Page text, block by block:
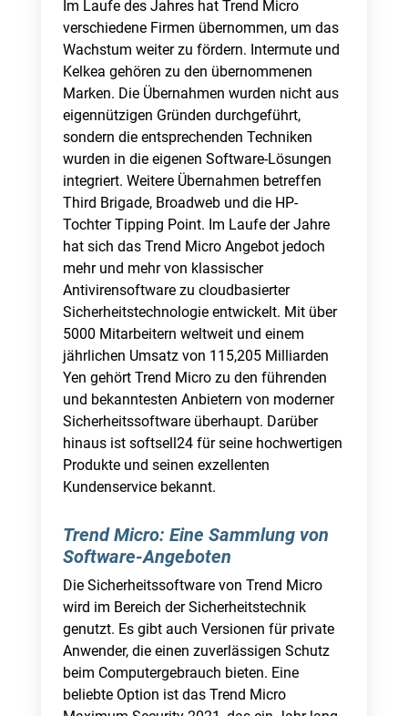
Im Laufe des Jahres hat Trend Micro
verschiedene Firmen übernommen, um das
Wachstum weiter zu fördern. Intermute und
Kelkea gehören zu den übernommenen
Marken. Die Übernahmen wurden nicht aus
eigennützigen Gründen durchgeführt,
sondern die entsprechenden Techniken
wurden in die eigenen Software-Lösungen
integriert. Weitere Übernahmen betreffen
Third Brigade, Broadweb und die HP-
Tochter Tipping Point. Im Laufe der Jahre
hat sich das Trend Micro Angebot jedoch
mehr und mehr von klassischer
Antivirensoftware zu cloudbasierter
Sicherheitstechnologie entwickelt. Mit über
5000 Mitarbeitern weltweit und einem
jährlichen Umsatz von 115,205 Milliarden
Yen gehört Trend Micro zu den führenden
und bekanntesten Anbietern von moderner
Sicherheitssoftware überhaupt. Darüber
hinaus ist softsell24 für seine hochwertigen
Produkte und seinen exzellenten
Kundenservice bekannt.
Trend Micro: Eine Sammlung von
Software-Angeboten
Die Sicherheitssoftware von Trend Micro
wird im Bereich der Sicherheitstechnik
genutzt. Es gibt auch Versionen für private
Anwender, die einen zuverlässigen Schutz
beim Computergebrauch bieten. Eine
beliebte Option ist das Trend Micro